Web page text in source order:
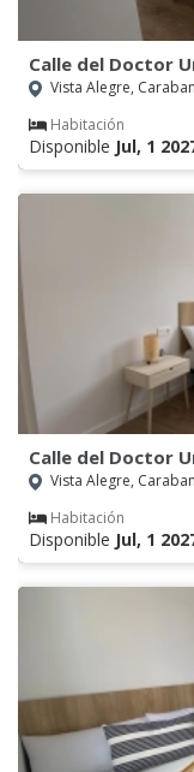
Calle del Doctor
Vista Alegre,
Habitación
Disponible Jul, 1
Calle del Doctor
Vista Alegre,
Habitación
Disponible Jul, 1